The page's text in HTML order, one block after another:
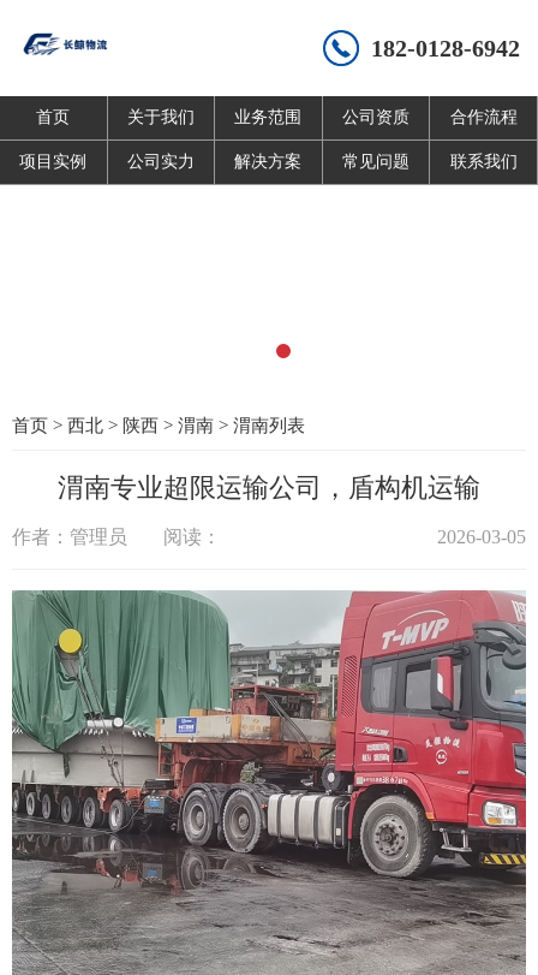
182-0128-6942
首页 关于我们 业务范围 公司资质 合作流程
项目实例 公司实力 解决方案 常见问题 联系我们
首页 > 西北 > 陕西 > 渭南 > 渭南列表
渭南专业超限运输公司，盾构机运输
作者：管理员 阅读： 2026-03-05